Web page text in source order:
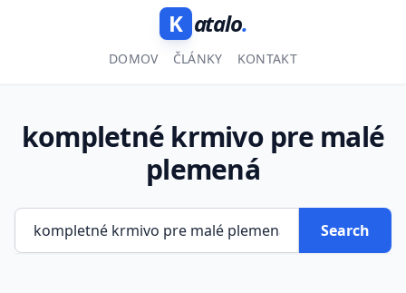
K atalo.
DOMOV ČLÁNKY KONTAKT
kompletné krmivo pre malé
plemená
Search